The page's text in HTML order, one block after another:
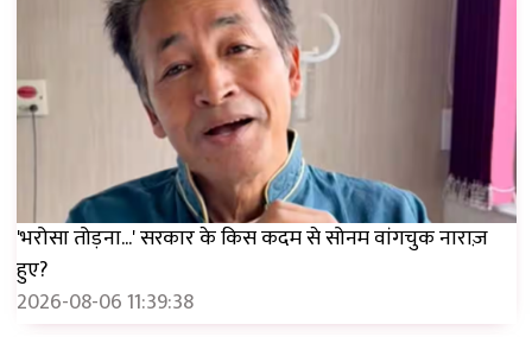
'भरोसा तोड़ना...' सरकार के किस कदम से सोनम वांगचुक नाराज़
हुए?
2026-08-06 11:39:38